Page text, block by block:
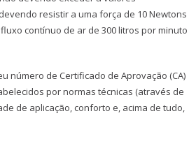
resistir a uma força de 10 Newtons
contínuo de ar de 300 litros por minuto
número de Certificado de Aprovação (CA)
por normas técnicas (através de
de aplicação, conforto e, acima de tudo,